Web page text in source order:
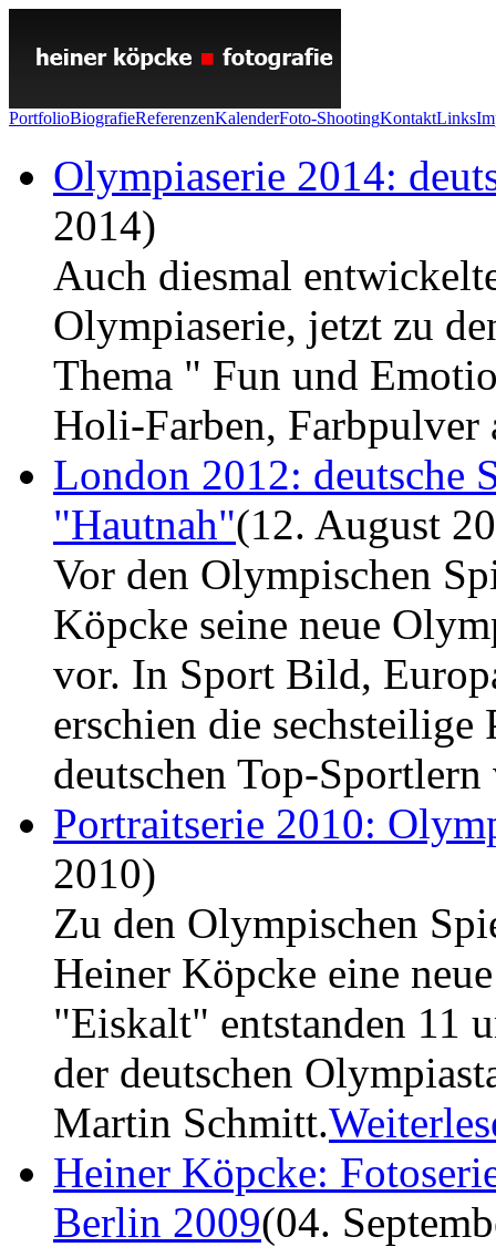
PortfolioBiografieReferenzenKalenderFoto-ShootingKontaktLinks
Olympiaserie 2014:
2014)
Auch diesmal
Olympiaserie, jetzt zu
Thema " Fun und
Holi-Farben, Farbpulver
London 2012: deutsche
"Hautnah"(12. August
Vor den Olympischen
Köpcke seine neue
vor. In Sport Bild,
erschien die
deutschen Top-
Portraitserie 2010:
2010)
Zu den Olympischen
Heiner Köpcke eine
"Eiskalt" entstanden 11
der deutschen
Martin Schmitt.
Heiner Köpcke:
Berlin 2009(04.